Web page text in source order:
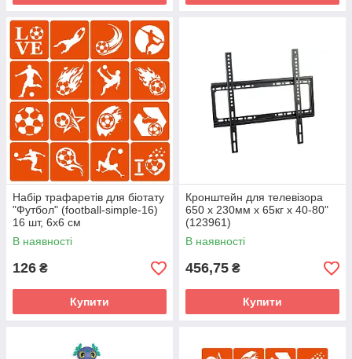
Набір трафаретів для біотату
"Футбол" (football-simple-16)
16 шт, 6х6 см
В наявності
126 ₴
Купити
Кронштейн для телевізора
650 x 230мм x 65кг x 40-80"
(123961)
В наявності
456,75 ₴
Купити